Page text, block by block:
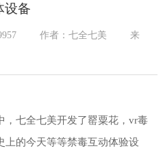
设备
作者：七全七美
来
，七全七美开发了罂粟花，vr毒
上的今天等等禁毒互动体验设